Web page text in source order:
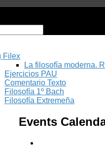
Filex
La filosofía moderna.
Ejercicios PAU
Comentario Texto
Filosofía 1º Bach
Filosofía Extremeña
Events